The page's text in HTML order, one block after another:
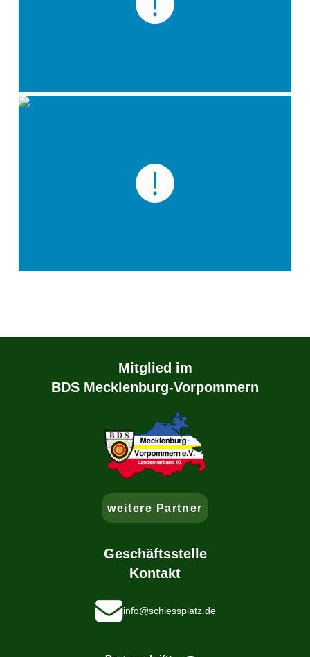
Mitglied im
BDS Mecklenburg-Vorpommern
weitere Partner
Geschäftsstelle
Kontakt
info@schiessplatz.de